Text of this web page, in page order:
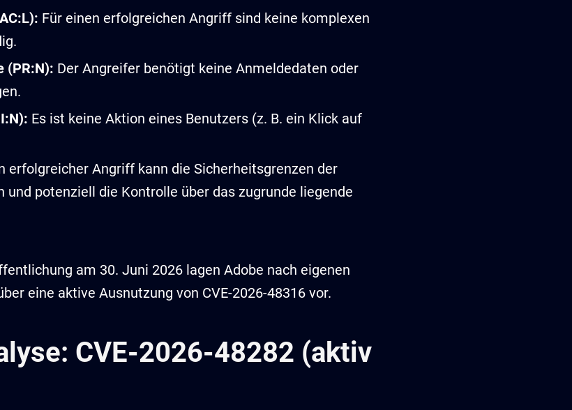
Für einen erfolgreichen Angriff sind keine komplexen
(PR:N): Der Angreifer benötigt keine Anmeldedaten oder
Es ist keine Aktion eines Benutzers (z. B. ein Klick auf
erfolgreicher Angriff kann die Sicherheitsgrenzen der
und potenziell die Kontrolle über das zugrunde liegende
am 30. Juni 2026 lagen Adobe nach eigenen
eine aktive Ausnutzung von CVE-2026-48316 vor.
CVE-2026-48282 (aktiv